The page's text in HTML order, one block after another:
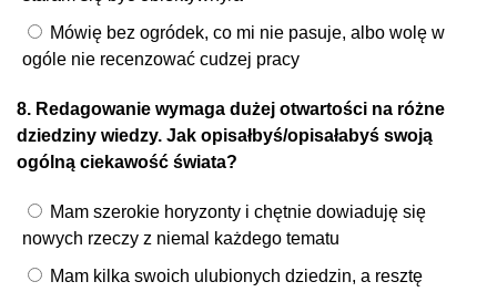
Mówię bez ogródek, co mi nie pasuje, albo wolę w
ogóle nie recenzować cudzej pracy
8. Redagowanie wymaga dużej otwartości na różne
dziedziny wiedzy. Jak opisałbyś/opisałabyś swoją
ogólną ciekawość świata?
Mam szerokie horyzonty i chętnie dowiaduję się
nowych rzeczy z niemal każdego tematu
Mam kilka swoich ulubionych dziedzin, a resztę